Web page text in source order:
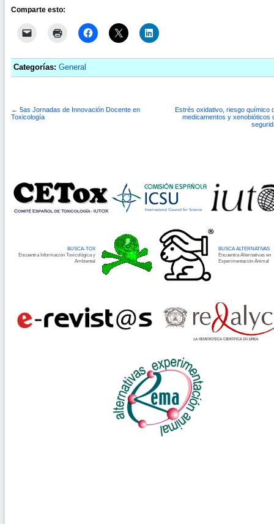
Comparte esto:
Categorías: General
← 5as Jornadas de Innovación Docente en
Toxicología
Estrés oxidativo, riesgo químico
medicamentos y xenobióticos
BUSCA-TOX
Encuentra Información Toxicológica y
Ambiental
BUSCA ALTERNATIVAS
Encuentra Alternativas en
Experimentación Animal